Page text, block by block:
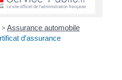
> Assurance automobile
d'assurance